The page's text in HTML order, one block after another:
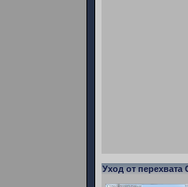
Уход от перехвата